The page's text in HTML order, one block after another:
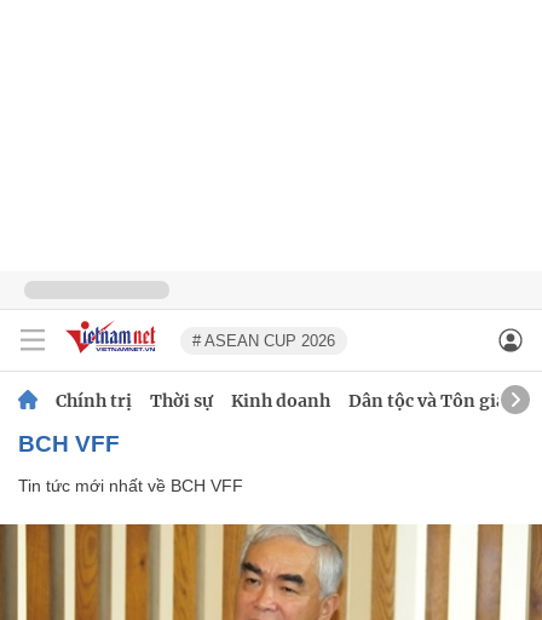
# ASEAN CUP 2026
Chính trị Thời sự Kinh doanh Dân tộc và Tôn giáo
BCH VFF
Tin tức mới nhất về BCH VFF